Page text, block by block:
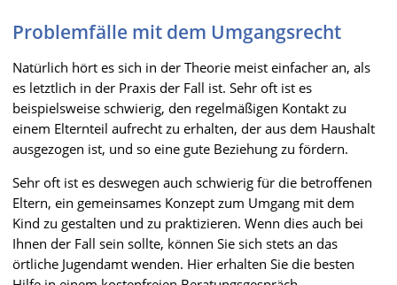
Problemfälle mit dem Umgangsrecht
Natürlich hört es sich in der Theorie meist einfacher an, als
es letztlich in der Praxis der Fall ist. Sehr oft ist es
beispielsweise schwierig, den regelmäßigen Kontakt zu
einem Elternteil aufrecht zu erhalten, der aus dem Haushalt
ausgezogen ist, und so eine gute Beziehung zu fördern.
Sehr oft ist es deswegen auch schwierig für die betroffenen
Eltern, ein gemeinsames Konzept zum Umgang mit dem
Kind zu gestalten und zu praktizieren. Wenn dies auch bei
Ihnen der Fall sein sollte, können Sie sich stets an das
örtliche Jugendamt wenden. Hier erhalten Sie die besten